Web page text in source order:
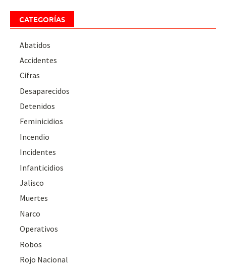
CATEGORÍAS
Abatidos
Accidentes
Cifras
Desaparecidos
Detenidos
Feminicidios
Incendio
Incidentes
Infanticidios
Jalisco
Muertes
Narco
Operativos
Robos
Rojo Nacional